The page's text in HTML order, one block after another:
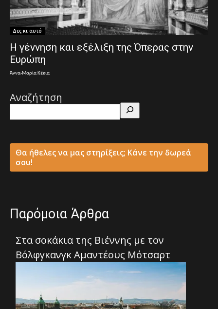
Δες κι αυτό
Η γέννηση και εξέλιξη της Όπερας στην
Ευρώπη
Άννα-Μαρία Κέκια
Αναζήτηση
Θα ήθελες να μας στηρίξεις; Κάνε την δωρεά
σου!
Παρόμοια Άρθρα
Στα σοκάκια της Βιέννης με τον
Βόλφγκανγκ Αμαντέους Μότσαρτ